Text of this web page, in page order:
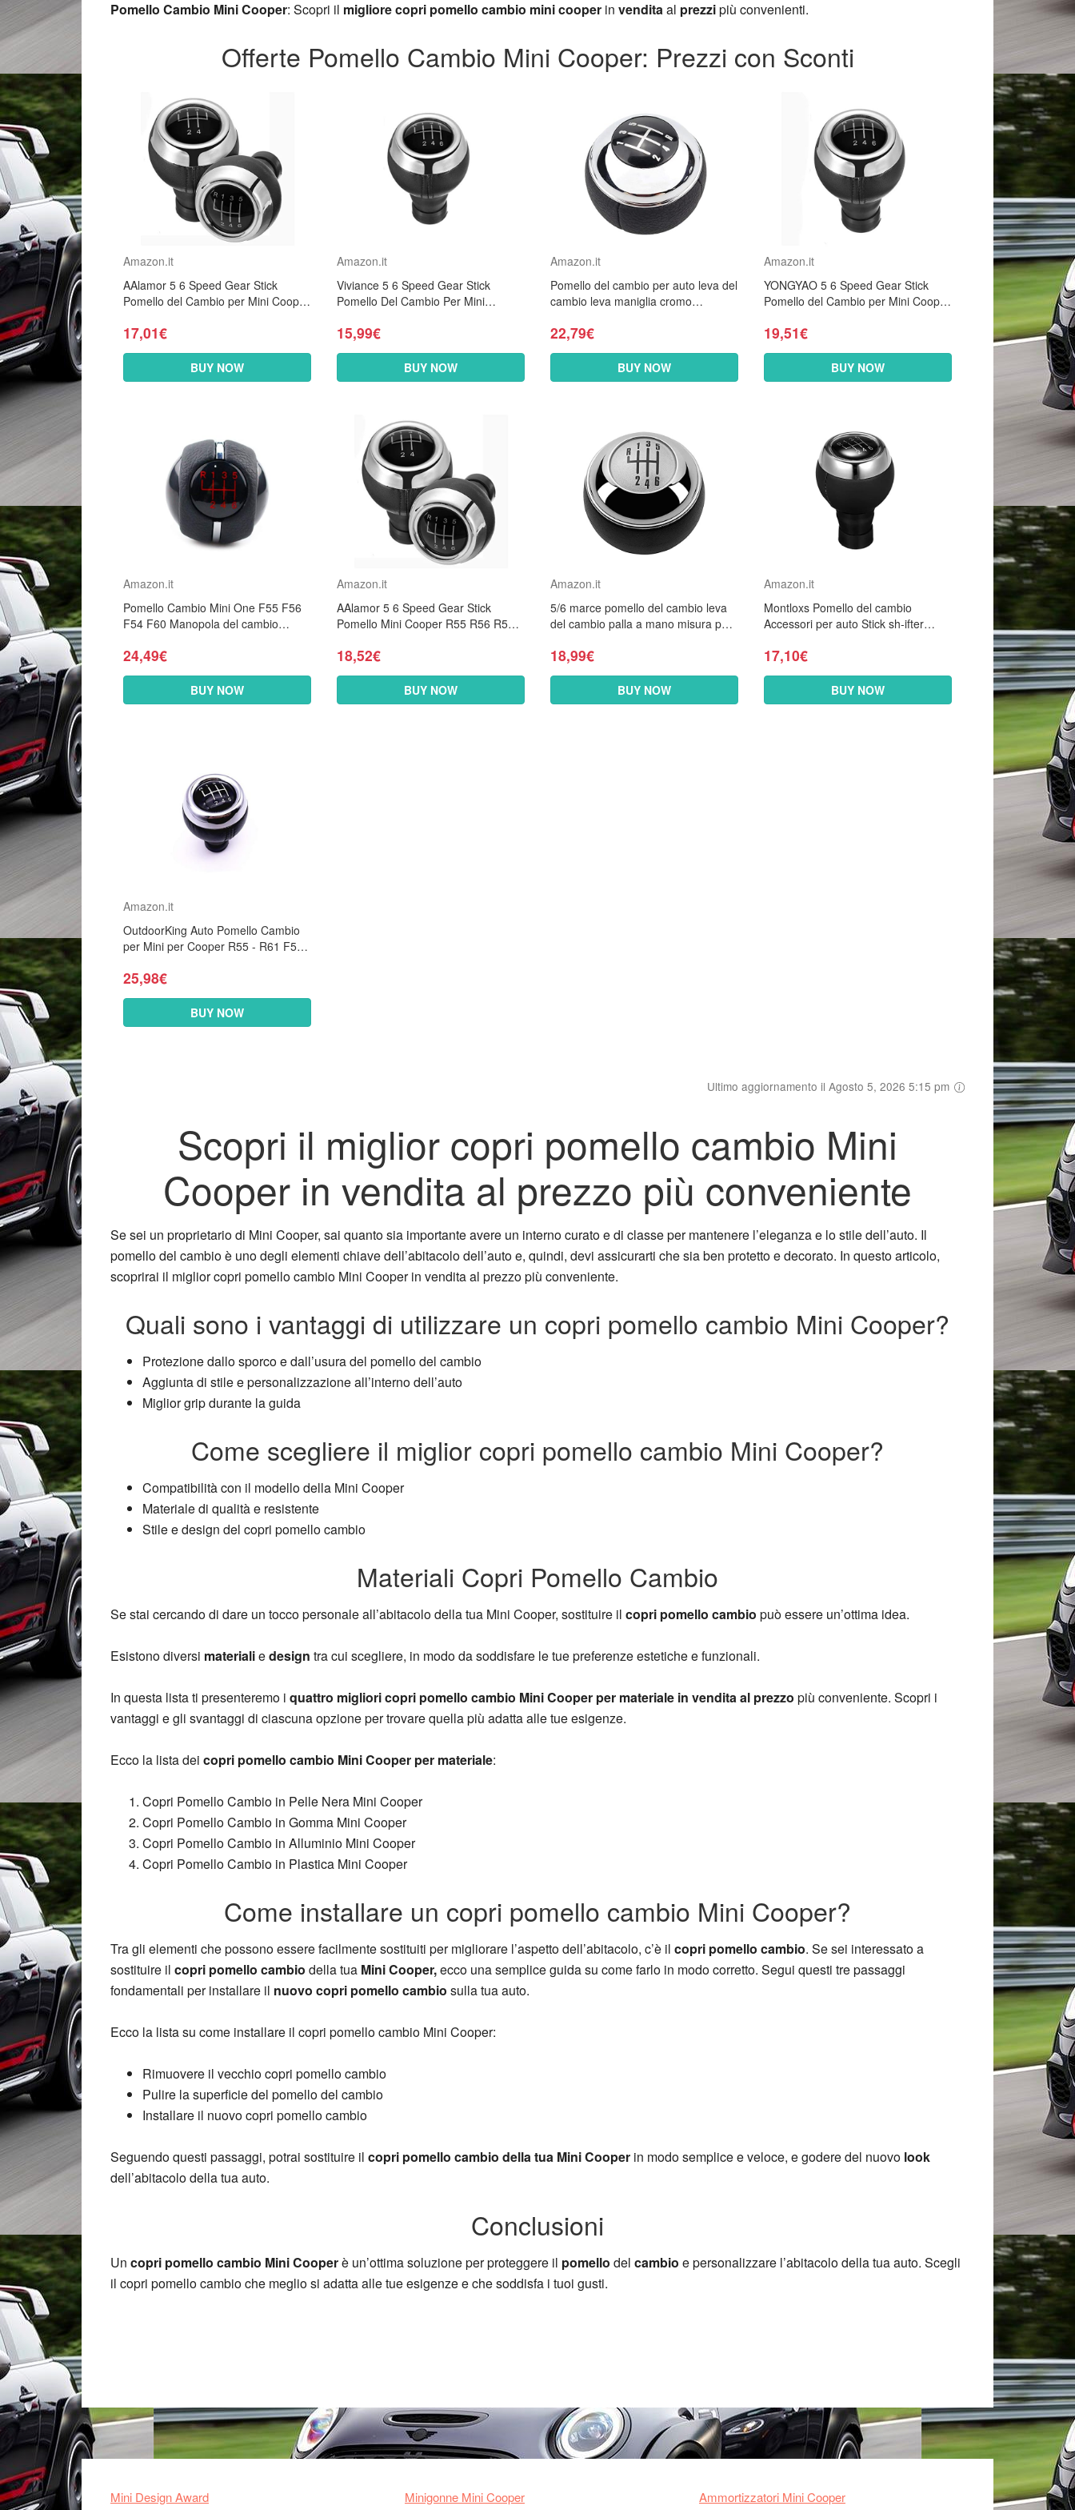
Pomello Cambio Mini Cooper: Scopri il migliore copri pomello cambio mini cooper in venditaal prezzipiù convenienti.
Offerte Pomello Cambio Mini Cooper: Prezzi con Sconti
Amazon.it
AAlamor 5 6 Speed Gear Stick
Pomello del Cambio per Mini Cooper
velocità di Avanzamento
17,01€
BUY NOW
Amazon.it
Viviance 5 6 Speed Gear Stick
Pomello Del Cambio Per Mini
(6 velocità massima)
15,99€
BUY NOW
Amazon.it
Pomello del cambio per auto leva del
cambio leva maniglia cromo
Cabrio R52 2002-2008...
22,79€
BUY NOW
Amazon.it
YONGYAO 5 6 Speed Gear Stick
Pomello del Cambio per Mini Cooper
velocità
19,51€
BUY NOW
Amazon.it
Pomello Cambio Mini One F55 F56
F54 F60 Manopola del cambio
cambio Cuffia Stivali in...
24,49€
BUY NOW
Amazon.it
AAlamor 5 6 Speed Gear Stick
Pomello Mini Cooper R55 R56 R57
18,52€
BUY NOW
Amazon.it
5/6 marce pomello del cambio leva
del cambio palla a mano misura per
porte 2001...
18,99€
BUY NOW
Amazon.it
Montloxs Pomello del cambio
Accessori per auto Stick sh-ifter
Adattatore di ricambio...
17,10€
BUY NOW
Amazon.it
OutdoorKing Auto Pomello Cambio
per Mini per Cooper R55 - R61 F54-
Countryman Paceman 5/6...
25,98€
BUY NOW
Ultimo aggiornamento il Agosto 5, 2026 5:15 pm
Scopri il miglior copri pomello cambio Mini
Cooper in vendita al prezzo più conveniente
Se sei un proprietario di Mini Cooper, sai quanto sia importante avere un interno curato e di classe per mantenere l’eleganza e lo stile dell’auto. Il
pomello del cambio è uno degli elementi chiave dell’abitacolo dell’auto e, quindi, devi assicurarti che sia ben protetto e decorato. In questo articolo,
scoprirai il miglior copri pomello cambio Mini Cooper in vendita al prezzo più conveniente.
Quali sono i vantaggi di utilizzare un copri pomello cambio Mini Cooper?
Protezione dallo sporco e dall’usura del pomello del cambio
Aggiunta di stile e personalizzazione all’interno dell’auto
Miglior grip durante la guida
Come scegliere il miglior copri pomello cambio Mini Cooper?
Compatibilità con il modello della Mini Cooper
Materiale di qualità e resistente
Stile e design del copri pomello cambio
Materiali Copri Pomello Cambio
Se stai cercando di dare un tocco personale all’abitacolo della tua Mini Cooper, sostituire il copri pomello cambio può essere un’ottima idea.
Esistono diversi materialiedesign tra cui scegliere, in modo da soddisfare le tue preferenze estetiche e funzionali.
In questa lista ti presenteremo i quattro migliori copri pomello cambio Mini Cooper per materiale in vendita al prezzo più conveniente. Scopri i
vantaggi e gli svantaggi di ciascuna opzione per trovare quella più adatta alle tue esigenze.
Ecco la lista dei copri pomello cambio Mini Cooper per materiale:
Copri Pomello Cambio in Pelle Nera Mini Cooper
Copri Pomello Cambio in Gomma Mini Cooper
Copri Pomello Cambio in Alluminio Mini Cooper
Copri Pomello Cambio in Plastica Mini Cooper
Come installare un copri pomello cambio Mini Cooper?
Tra gli elementi che possono essere facilmente sostituiti per migliorare l’aspetto dell’abitacolo, c’è il copri pomello cambio. Se sei interessato a
sostituire il copri pomello cambio della tua Mini Cooper,ecco una semplice guida su come farlo in modo corretto. Segui questi tre passaggi
fondamentali per installare il nuovo copri pomello cambio sulla tua auto.
Ecco la lista su come installare il copri pomello cambio Mini Cooper:
Rimuovere il vecchio copri pomello cambio
Pulire la superficie del pomello del cambio
Installare il nuovo copri pomello cambio
Seguendo questi passaggi, potrai sostituire il copri pomello cambio della tua Mini Cooper in modo semplice e veloce, e godere del nuovo look
dell’abitacolo della tua auto.
Conclusioni
Un copri pomello cambio Mini Cooperè un’ottima soluzione per proteggere il pomello del cambio e personalizzare l’abitacolo della tua auto. Scegli
il copri pomello cambio che meglio si adatta alle tue esigenze e che soddisfa i tuoi gusti.
Footer
Mini Design Award Minigonne Mini Cooper Ammortizzatori Mini Cooper